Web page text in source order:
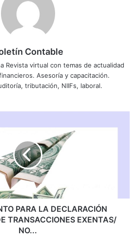
Contable
Revista virtual con temas de actualidad
Asesoría y capacitación.
tributación, NIIFs, laboral.
PARA LA DECLARACIÓN
TRANSACCIONES EXENTAS/
NO...